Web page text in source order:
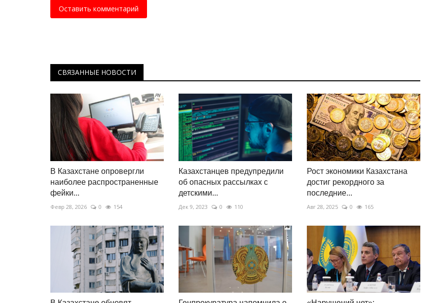
Оставить комментарий
СВЯЗАННЫЕ НОВОСТИ
В Казахстане опровергли
наиболее распространенные
фейки...
Февр 28, 2026 0 154
Казахстанцев предупредили
об опасных рассылках с
детскими...
Дек 9, 2023 0 110
Рост экономики Казахстана
достиг рекордного за
последние...
Авг 28, 2025 0 165